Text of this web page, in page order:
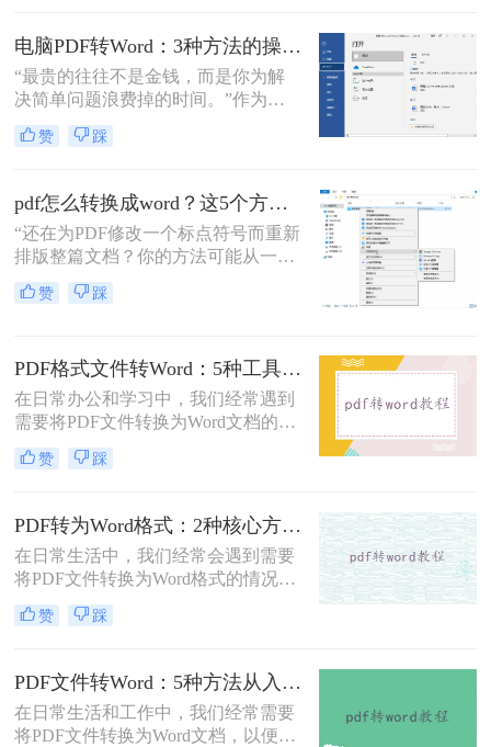
疼：一份精心排版的报告、合同或方
案，转换后却面目全非，表格错位、
字体变异、版面混乱，不得不花费大
量时间重新调整。
电脑PDF转Word：3种方法的操作步骤和常见报错处理！
“最贵的往往不是金钱，而是你为解
决简单问题浪费掉的时间。”作为专
注电脑办公软件测评多年的博
主，“电脑怎么将pdf转换成word免
背后，是无数职场人和内容创作者面
对合同、报告、文献时，渴望高效提
取、编辑信息的真切需求。
赞 踩
pdf怎么转换成word？这5个方法亲测有效，职场人必备技能！
“还在为PDF修改一个标点符号而重新
排版整篇文档？你的方法可能从一开
始就错了。”作为一名深耕电脑办公
软件领域多年的测评博主，小编每天
赞 踩
PDF格式文件转Word：5种工具按文件来源和用途对照选择！
在日常办公和学习中，我们经常遇到
需要将PDF文件转换为Word文档的需
求。PDF格式的文件如何转Word一直
是困扰许多用户的难题。无论是需要
调整报告格式，掌握高效的PDF转
Word技巧都至关重要。本文将为您详
细介绍几种经过实践验证的有效方
法，帮助您快速解决格式转换问题。
赞 踩
PDF转为Word格式：2种核心方法的适用场景和操作差异！
在日常生活中，我们经常会遇到需要
将PDF文件转换为Word格式的情况，
以便于编辑和修改文件内容。那么如
何将pdf转为word格式呢？本文将介绍
赞 踩
PDF文件转Word：5种方法从入门到避坑的实操指南！
在日常生活和工作中，我们经常需要
将PDF文件转换为Word文档，以便于